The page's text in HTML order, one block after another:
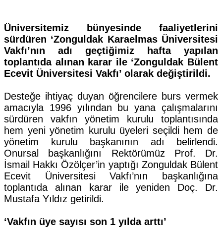
Üniversitemiz bünyesinde faaliyetlerini
sürdüren ‘Zonguldak Karaelmas Üniversitesi
Vakfı’nın adı geçtiğimiz hafta yapılan
toplantıda alınan karar ile ‘Zonguldak Bülent
Ecevit Üniversitesi Vakfı’ olarak değiştirildi.
Desteğe ihtiyaç duyan öğrencilere burs vermek
amacıyla 1996 yılından bu yana çalışmalarını
sürdüren vakfın yönetim kurulu toplantısında
hem yeni yönetim kurulu üyeleri seçildi hem de
yönetim kurulu başkanının adı belirlendi.
Onursal başkanlığını Rektörümüz Prof. Dr.
İsmail Hakkı Özölçer’in yaptığı Zonguldak Bülent
Ecevit Üniversitesi Vakfı’nın başkanlığına
toplantıda alınan karar ile yeniden Doç. Dr.
Mustafa Yıldız getirildi.
‘Vakfın üye sayısı son 1 yılda arttı’